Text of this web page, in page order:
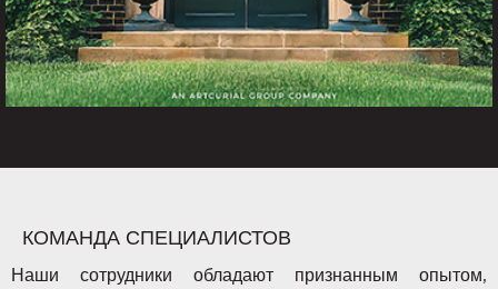
КОМАНДА СПЕЦИАЛИСТОВ
Наши сотрудники обладают признанным опытом,